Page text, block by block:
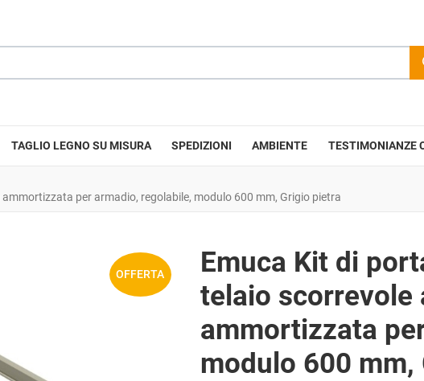
TAGLIO LEGNO SU MISURA SPEDIZIONI AMBIENTE TESTIMONIANZE
per armadio, regolabile, modulo 600 mm, Grigio pietra
OFFERTA
Emuca Kit di
telaio scorrevole
ammortizzata
modulo 600